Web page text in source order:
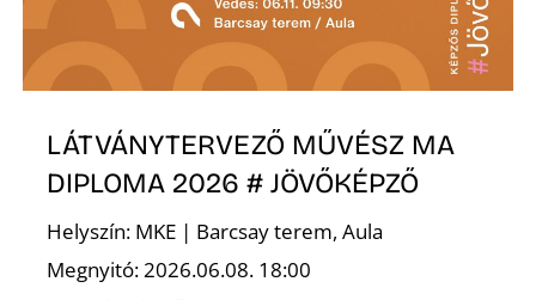
LÁTVÁNYTERVEZŐ MŰVÉSZ MA
DIPLOMA 2026 # JÖVŐKÉPZŐ
Helyszín: MKE | Barcsay terem, Aula
Megnyitó: 2026.06.08. 18:00